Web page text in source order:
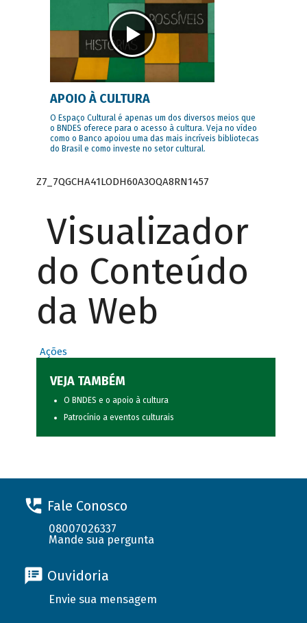
APOIO À CULTURA
O Espaço Cultural é apenas um dos diversos meios que
o BNDES oferece para o acesso à cultura. Veja no vídeo
como o Banco apoiou uma das mais incríveis bibliotecas
do Brasil e como investe no setor cultural.
Z7_7QGCHA41LODH60A3OQA8RN1457
Visualizador
do Conteúdo
da Web
Ações
VEJA TAMBÉM
O BNDES e o apoio à cultura
Patrocínio a eventos culturais
Fale Conosco
08007026337
Mande sua pergunta
Ouvidoria
Envie sua mensagem